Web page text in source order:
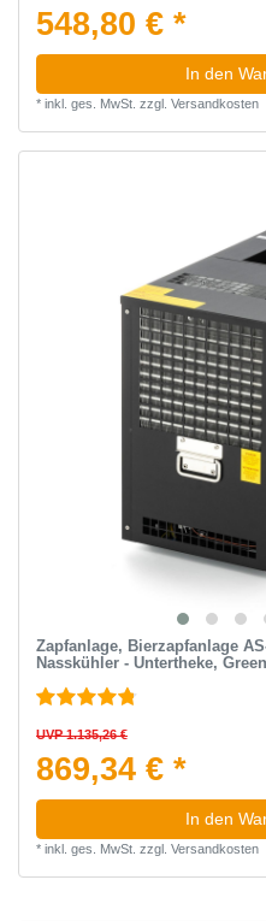
548,80 € *
In den
* inkl. ges. MwSt. zzgl. Versandkosten
Zapfanlage, Bierzapfanlage
Nasskühler - Untertheke,
UVP 1.135,26 €
869,34 € *
In den
* inkl. ges. MwSt. zzgl. Versandkosten